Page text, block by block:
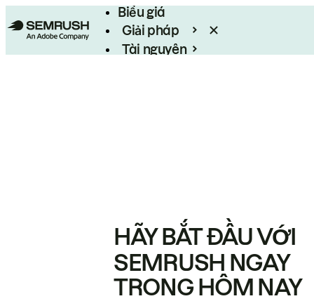
Biểu giá
Giải pháp
Tài nguyên
HÃY BẮT ĐẦU VỚI
SEMRUSH NGAY
TRONG HÔM NAY